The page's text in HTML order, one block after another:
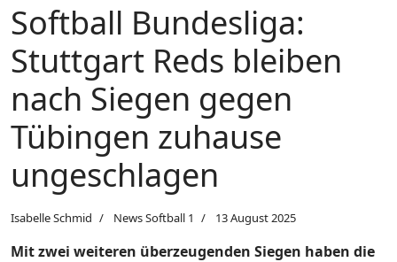
Softball Bundesliga:
Stuttgart Reds bleiben
nach Siegen gegen
Tübingen zuhause
ungeschlagen
Isabelle Schmid News Softball 1 13 August 2025
Mit zwei weiteren überzeugenden Siegen haben die